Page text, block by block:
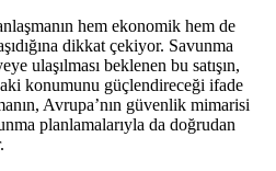
hem ekonomik hem de
dikkat çekiyor. Savunma
ulaşılması beklenen bu satışın,
konumunu güçlendireceği ifade
Avrupa’nın güvenlik mimarisi
planlamalarıyla da doğrudan